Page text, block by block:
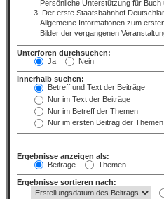
Unterforen durchsuchen:
Ja
Nein
Innerhalb suchen:
Betreff und Text der Beiträge
Nur im Text der Beiträge
Nur im Betreff der Themen
Nur im ersten Beitrag der Themen
Ergebnisse anzeigen als:
Beiträge
Themen
Ergebnisse sortieren nach: